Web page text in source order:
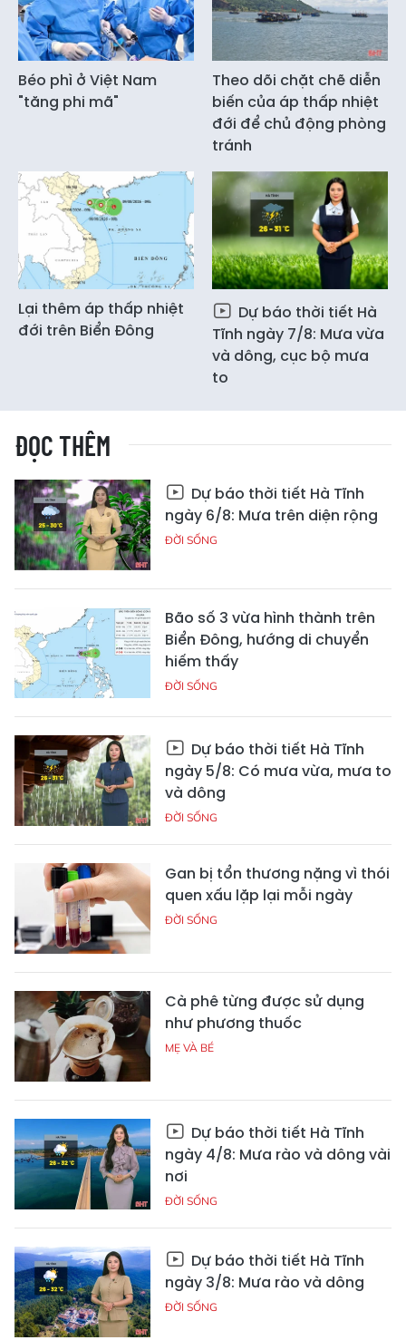
Béo phì ở Việt Nam
"tăng phi mã"
Theo dõi chặt chẽ diễn
biến của áp thấp nhiệt
đới để chủ động phòng
tránh
Lại thêm áp thấp nhiệt
đới trên Biển Đông
Dự báo thời tiết Hà
Tĩnh ngày 7/8: Mưa vừa
và dông, cục bộ mưa
to
ĐỌC THÊM
Dự báo thời tiết Hà Tĩnh
ngày 6/8: Mưa trên diện rộng
ĐỜI SỐNG
Bão số 3 vừa hình thành trên
Biển Đông, hướng di chuyển
hiếm thấy
ĐỜI SỐNG
Dự báo thời tiết Hà Tĩnh
ngày 5/8: Có mưa vừa, mưa to
và dông
ĐỜI SỐNG
Gan bị tổn thương nặng vì thói
quen xấu lặp lại mỗi ngày
ĐỜI SỐNG
Cà phê từng được sử dụng
như phương thuốc
MẸ VÀ BÉ
Dự báo thời tiết Hà Tĩnh
ngày 4/8: Mưa rào và dông vài
nơi
ĐỜI SỐNG
Dự báo thời tiết Hà Tĩnh
ngày 3/8: Mưa rào và dông
ĐỜI SỐNG